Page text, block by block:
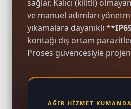
Pako Şalterler
sağlar. Kalıcı (kilitli)
ve manuel adımları
yıkamalara dayanıklı **
kontağı dış ortam
Proses güvencesiyle
AĞIR HİZMET